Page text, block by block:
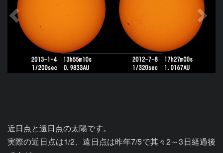
近日点と遠日点の太陽です。
実際の近日点は1/2、遠日点は昨年7/5で其々2～3日経過後